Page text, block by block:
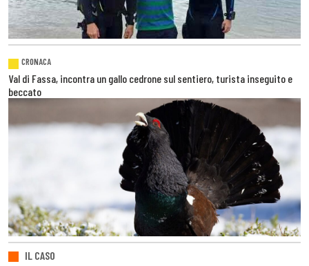
CRONACA
Val di Fassa, incontra un gallo cedrone sul sentiero, turista inseguito e
beccato
IL CASO